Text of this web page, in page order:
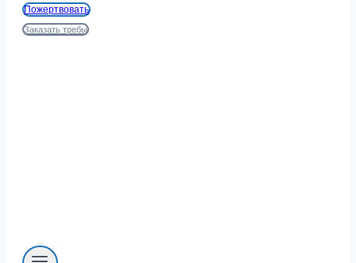
Пожертвовать
Заказать требы